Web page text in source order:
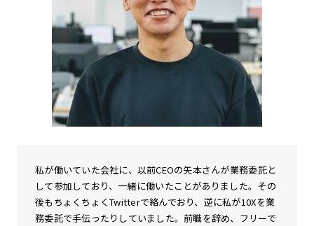
私が働いていた会社に、以前CEOの矢本さんが業務委託と
して参加しており、一緒に働いたことがありました。その
後もちょくちょくTwitterで絡んでおり、逆に私が10Xを業
務委託で手伝ったりしていました。前職を辞め、フリーで